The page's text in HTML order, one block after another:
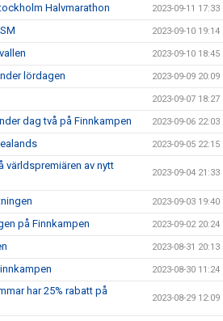
Halvmarathon 2023-09-11 17:33
2023-09-10 19:14
2023-09-10 18:45
lördagen 2023-09-09 20:09
2023-09-07 18:27
dag två på Finnkampen 2023-09-06 22:03
2023-09-05 22:15
världspremiären av nytt
2023-09-04 21:33
2023-09-03 19:40
på Finnkampen 2023-09-02 20:24
2023-08-31 20:13
2023-08-30 11:24
har 25% rabatt på
2023-08-29 12:09